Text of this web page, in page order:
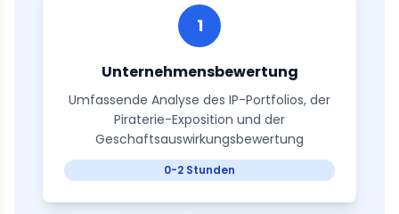
1
Unternehmensbewertung
Umfassende Analyse des IP-Portfolios, der
Piraterie-Exposition und der
Geschaftsauswirkungsbewertung
0-2 Stunden